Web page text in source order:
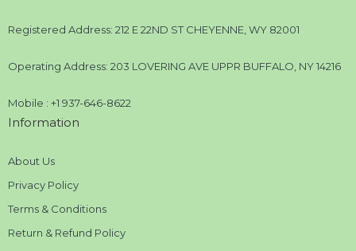
Registered Address: 212 E 22ND ST CHEYENNE, WY 82001
Operating Address: 203 LOVERING AVE UPPR BUFFALO, NY 14216
Mobile : +1 937-646-8622
Information
About Us
Privacy Policy
Terms & Conditions
Return & Refund Policy